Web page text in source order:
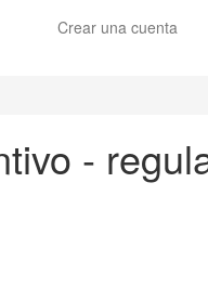
Crear una cuenta
-